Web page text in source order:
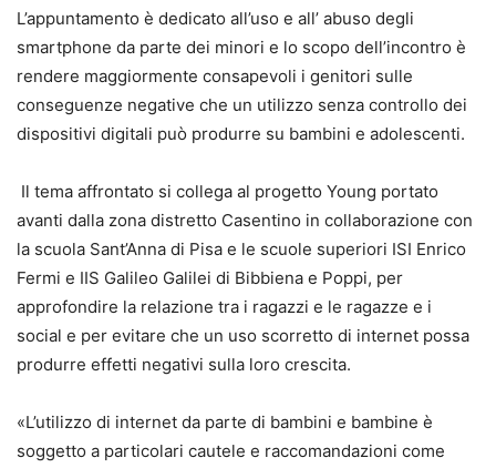
L’appuntamento è dedicato all’uso e all’ abuso degli
smartphone da parte dei minori e lo scopo dell’incontro è
rendere maggiormente consapevoli i genitori sulle
conseguenze negative che un utilizzo senza controllo dei
dispositivi digitali può produrre su bambini e adolescenti.
Il tema affrontato si collega al progetto Young portato
avanti dalla zona distretto Casentino in collaborazione con
la scuola Sant’Anna di Pisa e le scuole superiori ISI Enrico
Fermi e IIS Galileo Galilei di Bibbiena e Poppi, per
approfondire la relazione tra i ragazzi e le ragazze e i
social e per evitare che un uso scorretto di internet possa
produrre effetti negativi sulla loro crescita.
«L’utilizzo di internet da parte di bambini e bambine è
soggetto a particolari cautele e raccomandazioni come